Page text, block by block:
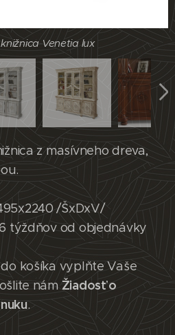
Venetia lux
Venetia lux
Venetia lux
Venetia lux
z masívneho dreva,
/ŠxDxV/
týždňov od objednávky
košíka vyplňte Vaše
námŽiadosť o
.